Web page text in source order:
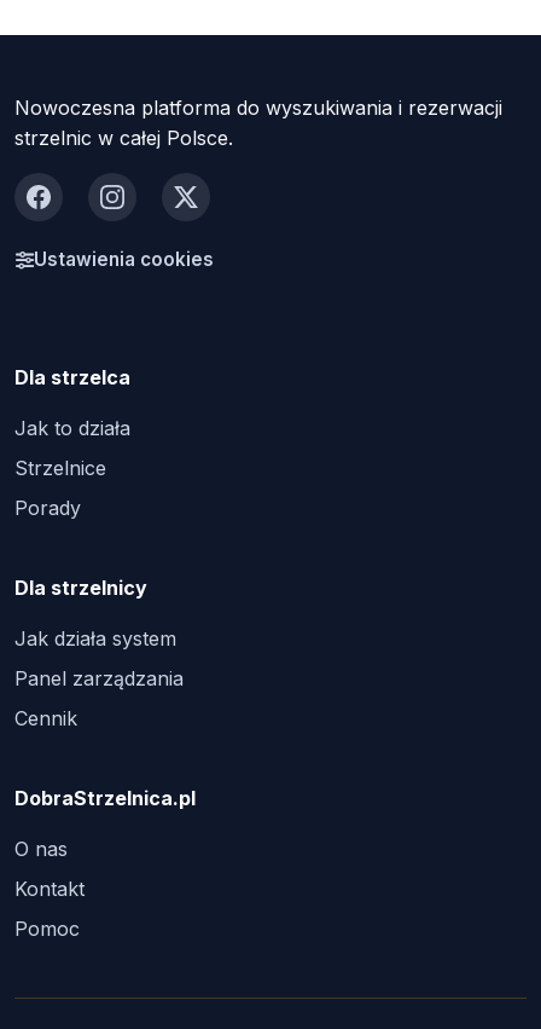
Nowoczesna platforma do wyszukiwania i rezerwacji
strzelnic w całej Polsce.
FacebookInstagram
X
Ustawienia cookies
Dla strzelca
Jak to działa
Strzelnice
Porady
Dla strzelnicy
Jak działa system
Panel zarządzania
Cennik
DobraStrzelnica.pl
O nas
Kontakt
Pomoc